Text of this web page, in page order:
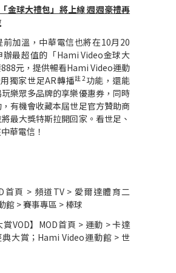
「金球大禮包」將上線週週豪禮再
前加溫，中華電信也將在10月 20
辦最超值的「Hami Video金球大
888元，提供暢看Hami Video運動
獨家世足AR轉播註2功能，還能
樂眾多品牌的享樂優惠券，同時
有機會收藏本屆世足官方贊助商
最大獎特斯拉開回家。看世足、
華電信！
首頁 > 頻道TV > 愛爾達體育二
館 >賽事專區 > 棒球
賞VOD】 MOD首頁 > 運動 >卡達
大賞； Hami Video運動館 > 世